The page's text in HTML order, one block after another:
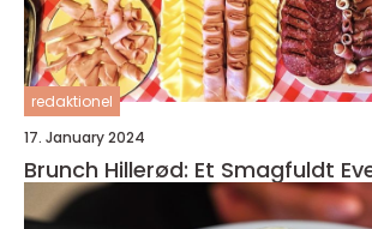
redaktionel
17. January 2024
Brunch Hillerød: Et Smagfuldt